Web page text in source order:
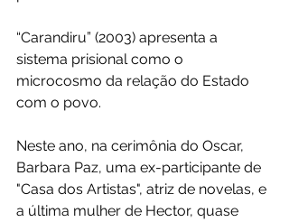
“Carandiru” (2003) apresenta a
sistema prisional como o
microcosmo da relação do Estado
com o povo.
Neste ano, na cerimônia do Oscar,
Barbara Paz, uma ex-participante de
"Casa dos Artistas", atriz de novelas, e
a última mulher de Hector, quase